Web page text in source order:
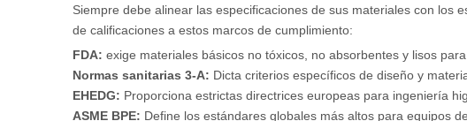
Siempre debe alinear las especificaciones de sus materiales con los
de calificaciones a estos marcos de cumplimiento:
FDA: exige materiales básicos no tóxicos, no absorbentes y lisos
Normas sanitarias 3-A: Dicta criterios específicos de diseño y
EHEDG: Proporciona estrictas directrices europeas para ingeniería
ASME BPE: Define los estándares globales más altos para equipos